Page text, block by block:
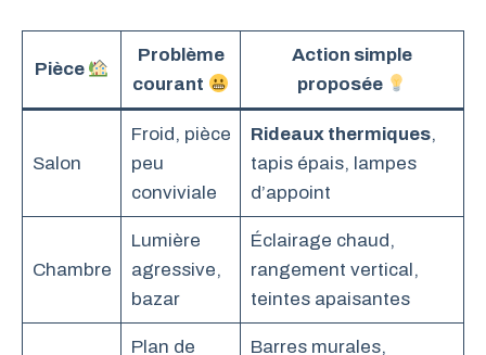
Pièce
Problème
courant
Action simple
proposée
Salon
Froid, pièce
peu
conviviale
Rideaux thermiques,
tapis épais, lampes
d’appoint
Chambre
Lumière
agressive,
bazar
Éclairage chaud,
rangement vertical,
teintes apaisantes
Plan de Barres murales,